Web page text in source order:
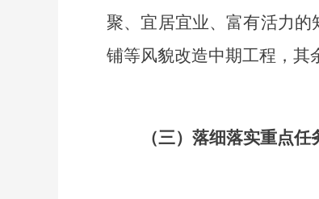
聚、宜居宜业、富有活力的
铺等风貌改造中期工程，其
（三） 落细落实重点任